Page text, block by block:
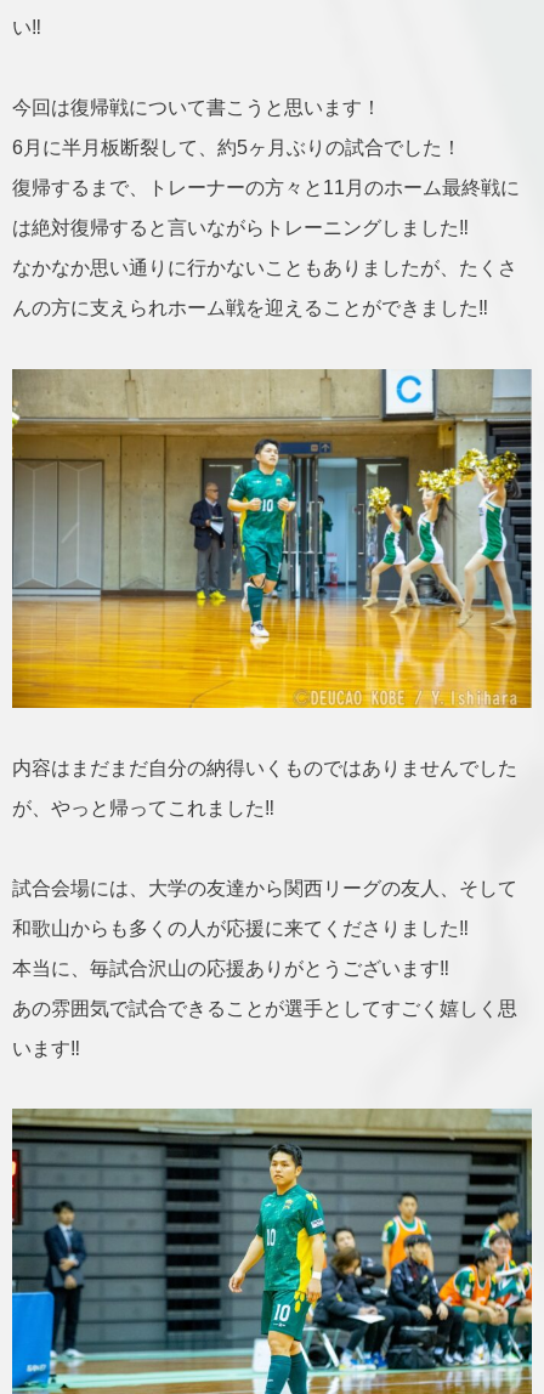
い‼️
今回は復帰戦について書こうと思います！
6月に半月板断裂して、約5ヶ月ぶりの試合でした！
復帰するまで、トレーナーの方々と11月のホーム最終戦に
は絶対復帰すると言いながらトレーニングしました‼️
なかなか思い通りに行かないこともありましたが、たくさ
んの方に支えられホーム戦を迎えることができました‼️
内容はまだまだ自分の納得いくものではありませんでした
が、やっと帰ってこれました‼️
試合会場には、大学の友達から関西リーグの友人、そして
和歌山からも多くの人が応援に来てくださりました‼️
本当に、毎試合沢山の応援ありがとうございます‼️
あの雰囲気で試合できることが選手としてすごく嬉しく思
います‼️